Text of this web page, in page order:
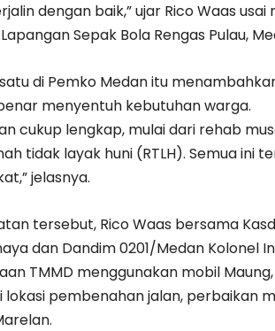
dengan baik,” ujar Rico Waas
Sepak Bola Rengas Pulau,
di Pemko Medan itu
menyentuh kebutuhan warga.
cukup lengkap, mulai dari rehab
tidak layak huni (RTLH). Semua ini
jelasnya.
tersebut, Rico Waas bersama
dan Dandim 0201/Medan Kolonel
TMMD menggunakan mobil
pembenahan jalan, perbaikan